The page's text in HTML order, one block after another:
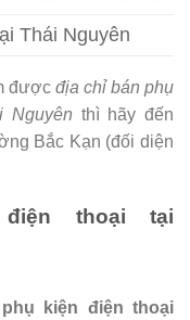
Thái Nguyên
được địa chỉ bán phụ
Nguyên thì hãy đến
Bắc Kạn (đối diện
thoại tại
phụ kiện điện thoại